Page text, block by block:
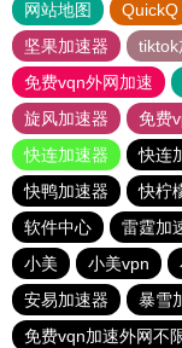
网站地图 QuickQ
坚果加速器
tiktok
免费vqn外网加速
旋风加速器
免费
快连加速器
快连
快鸭加速器
快柠
软件中心
雷霆加
小美
小美vpn
安易加速器
暴雪
免费vqn加速外网不